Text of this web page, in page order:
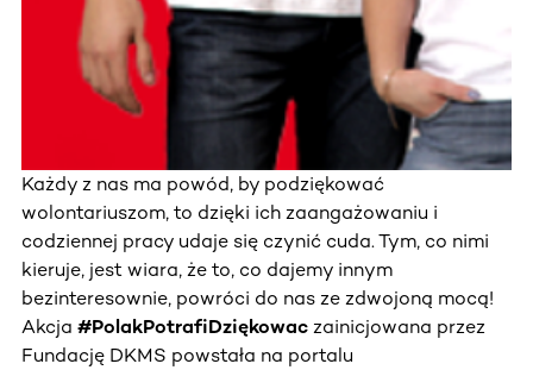
Każdy z nas ma powód, by podziękować
wolontariuszom, to dzięki ich zaangażowaniu i
codziennej pracy udaje się czynić cuda. Tym, co nimi
kieruje, jest wiara, że to, co dajemy innym
bezinteresownie, powróci do nas ze zdwojoną mocą!
Akcja #PolakPotrafiDziękowac zainicjowana przez
Fundację DKMS powstała na portalu